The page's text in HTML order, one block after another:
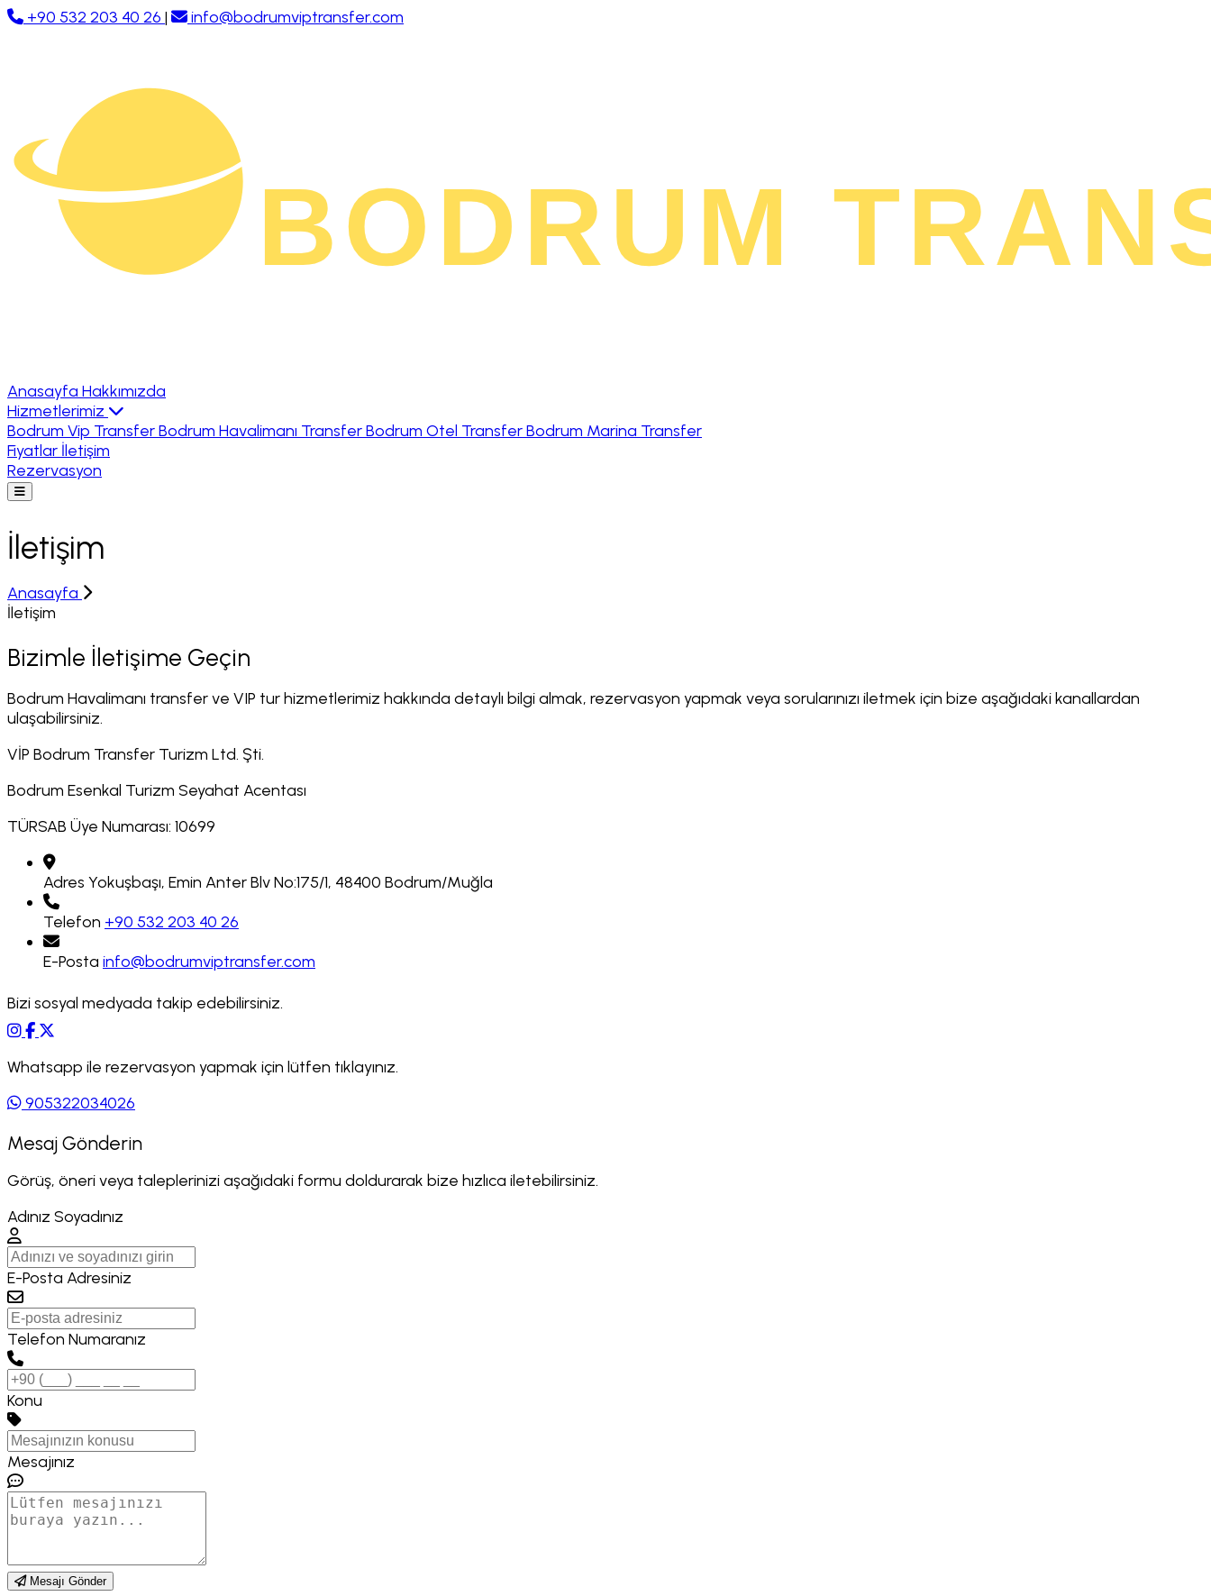
+90 532 203 40 26 | info@bodrumviptransfer.com
Anasayfa Hakkımızda
Hizmetlerimiz
Bodrum Vip TransferBodrum Havalimanı TransferBodrum Otel TransferBodrum Marina Transfer
Fiyatlar İletişim
Rezervasyon
İletişim
Anasayfa
İletişim
Bizimle İletişime Geçin
Bodrum Havalimanı transfer ve VIP tur hizmetlerimiz hakkında detaylı bilgi almak, rezervasyon yapmak veya sorularınızı iletmek için bize aşağıdaki kanallardan
ulaşabilirsiniz.
VİP Bodrum Transfer Turizm Ltd. Şti.
Bodrum Esenkal Turizm Seyahat Acentası
TÜRSAB Üye Numarası: 10699
Adres Yokuşbaşı, Emin Anter Blv No:175/1, 48400 Bodrum/Muğla
Telefon +90 532 203 40 26
E-Posta info@bodrumviptransfer.com
Bizi sosyal medyada takip edebilirsiniz.
Whatsapp ile rezervasyon yapmak için lütfen tıklayınız.
905322034026
Mesaj Gönderin
Görüş, öneri veya taleplerinizi aşağıdaki formu doldurarak bize hızlıca iletebilirsiniz.
Adınız Soyadınız
E-Posta Adresiniz
Telefon Numaranız
Konu
Mesajınız
Mesajı Gönder